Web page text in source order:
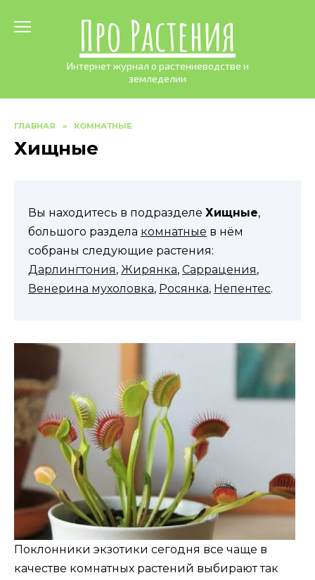
Про Растения
Интернет журнал о растениеводстве и
земледелии
ГЛАВНАЯ » КОМНАТНЫЕ
Хищные
Вы находитесь в подразделе Хищные,
большого раздела комнатные в нём
собраны следующие растения:
Дарлингтония, Жирянка, Саррацения,
Венерина мухоловка, Росянка, Непентес.
Поклонники экзотики сегодня все чаще в
качестве комнатных растений выбирают так